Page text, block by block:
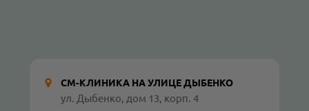
СМ-КЛИНИКА НА УЛИЦЕ ДЫБЕНКО
ул. Дыбенко, дом 13, корп. 4